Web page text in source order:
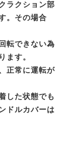
ラクション部
。その場合
転できない為
ます。
正常に運転が
した状態でも
ドルカバーは